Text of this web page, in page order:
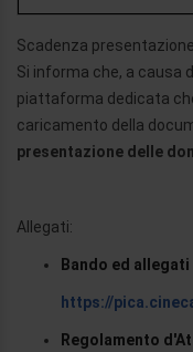
Scadenza
Si informa che, a causa
piattaforma dedicata
caricamento della
presentazione delle
Allegati:
Bando ed
https://
Regolamento